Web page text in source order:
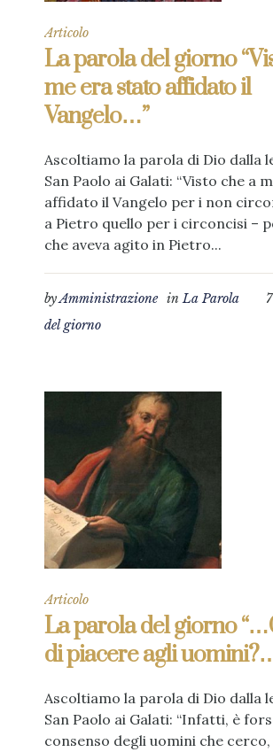
Articolo
La parola del giorno
me era stato affidato il
Vangelo…”
Ascoltiamo la parola di Dio dalla
San Paolo ai Galati: “Visto che a
affidato il Vangelo per i non
a Pietro quello per i circoncisi –
che aveva agito in Pietro...
byAmministrazione inLa Parola
del giorno
Articolo
La parola del giorno
di piacere agli
Ascoltiamo la parola di Dio dalla
San Paolo ai Galati: “Infatti, è
consenso degli uomini che